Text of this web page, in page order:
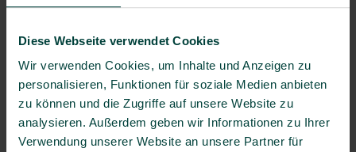
Diese Webseite verwendet Cookies
Wir verwenden Cookies, um Inhalte und Anzeigen zu
personalisieren, Funktionen für soziale Medien anbieten
zu können und die Zugriffe auf unsere Website zu
analysieren. Außerdem geben wir Informationen zu Ihrer
Verwendung unserer Website an unsere Partner für
Die Teilnahme an dieser Veranstaltung ist
Geschäftsbedingungen (AGB).
Anmeldung
Teilnehmer 0 / 16